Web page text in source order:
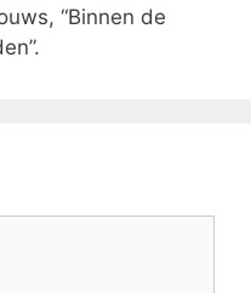
“Binnen de